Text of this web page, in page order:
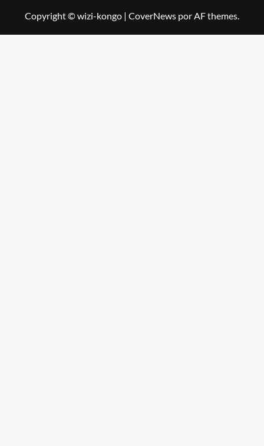
Copyright © wizi-kongo | CoverNews por AF themes.